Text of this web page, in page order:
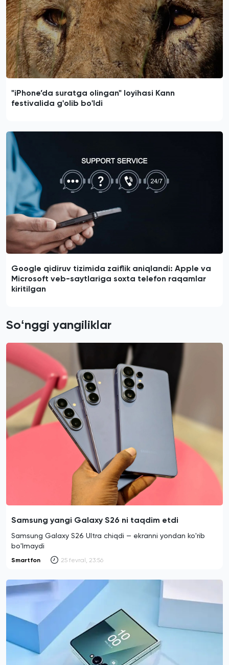
"iPhone’da suratga olingan" loyihasi Kann
festivalida g'olib bo'ldi
Google qidiruv tizimida zaiflik aniqlandi: Apple va
Microsoft veb-saytlariga soxta telefon raqamlar
kiritilgan
Soʻnggi yangiliklar
Samsung yangi Galaxy S26 ni taqdim etdi
Samsung Galaxy S26 Ultra chiqdi — ekranni yondan ko'rib
bo'lmaydi
Smartfon 25 fevral, 23:56